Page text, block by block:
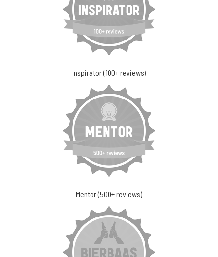
Inspirator (100+ reviews)
Mentor (500+ reviews)